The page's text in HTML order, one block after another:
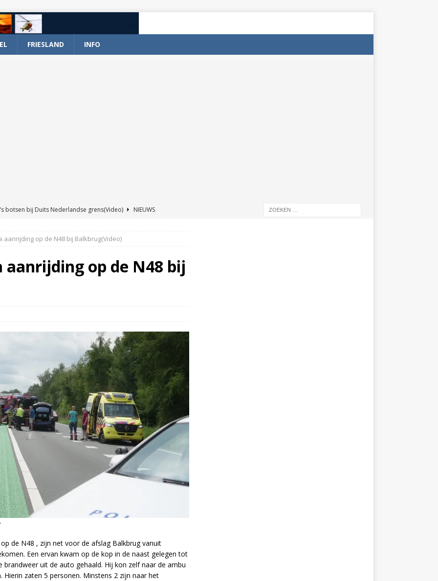
FRIESLAND INFO
botsen bij Duits Nederlandse grens(Video)
NIEUWS
en wagen met stro in de brand in Oosterhesselen(Video)
brand in Wijster(Video)
NIEUWS
aanrijding op de N48 bij Balkbrug(Video)
aanrijding op de N48 bij
de N48 , zijn net voor de afslag Balkbrug vanuit
Een ervan kwam op de kop in de naast gelegen tot
uit de auto gehaald. Hij kon zelf naar de ambu
zaten 5 personen. Minstens 2 zijn naar het